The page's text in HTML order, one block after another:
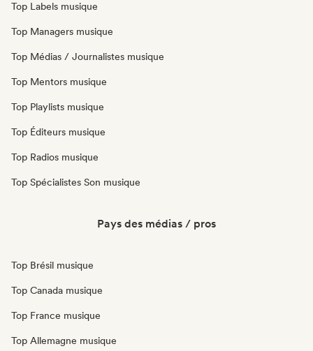
Top Labels musique
Top Managers musique
Top Médias / Journalistes musique
Top Mentors musique
Top Playlists musique
Top Éditeurs musique
Top Radios musique
Top Spécialistes Son musique
Pays des médias / pros
Top Brésil musique
Top Canada musique
Top France musique
Top Allemagne musique